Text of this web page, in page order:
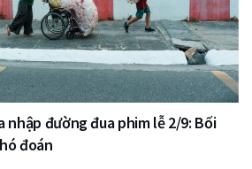
nhập đường đua phim lễ 2/9: Bối
đoán